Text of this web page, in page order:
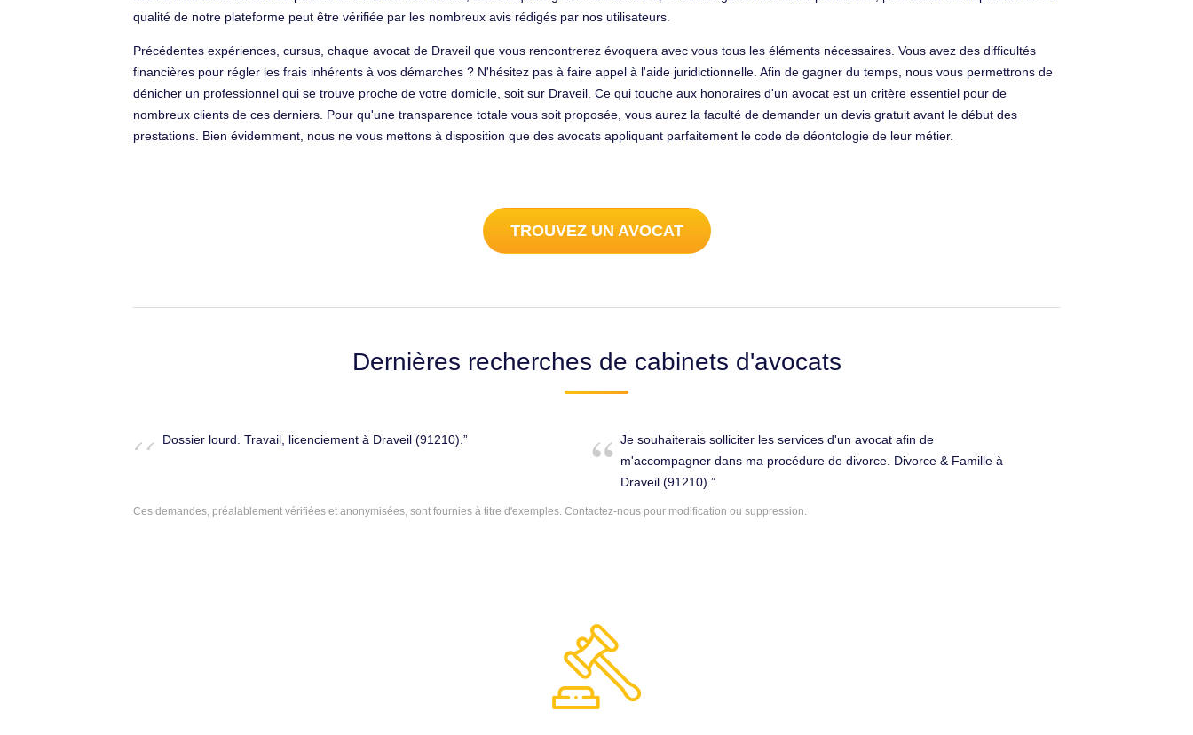
qualité de notre plateforme peut être vérifiée par les nombreux avis rédigés par nos utilisateurs.
Précédentes expériences, cursus, chaque avocat de Draveil que vous rencontrerez évoquera avec vous tous les éléments nécessaires. Vous avez des difficultés
financières pour régler les frais inhérents à vos démarches ? N'hésitez pas à faire appel à l'aide juridictionnelle. Afin de gagner du temps, nous vous permettrons de
dénicher un professionnel qui se trouve proche de votre domicile, soit sur Draveil. Ce qui touche aux honoraires d'un avocat est un critère essentiel pour de
nombreux clients de ces derniers. Pour qu'une transparence totale vous soit proposée, vous aurez la faculté de demander un devis gratuit avant le début des
prestations. Bien évidemment, nous ne vous mettons à disposition que des avocats appliquant parfaitement le code de déontologie de leur métier.
TROUVEZ UN AVOCAT
Dernières recherches de cabinets d'avocats
Dossier lourd. Travail, licenciement à Draveil (91210).
Je souhaiterais solliciter les services d'un avocat afin de
m'accompagner dans ma procédure de divorce. Divorce & Famille à
Draveil (91210).
Ces demandes, préalablement vérifiées et anonymisées, sont fournies à titre d'exemples. Contactez-nous pour modification ou suppression.